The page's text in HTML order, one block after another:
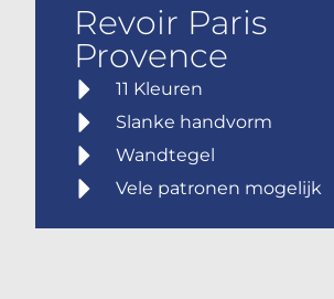
Revoir Paris
Provence
11 Kleuren
Slanke handvorm
Wandtegel
Vele patronen mogelijk